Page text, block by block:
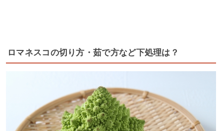
ロマネスコの切り方・茹で方など下処理は？